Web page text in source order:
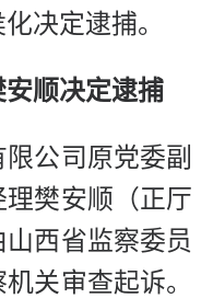
决定逮捕。
顺决定逮捕
公司原党委副
樊安顺（正厅
西省监察委员
关审查起诉。